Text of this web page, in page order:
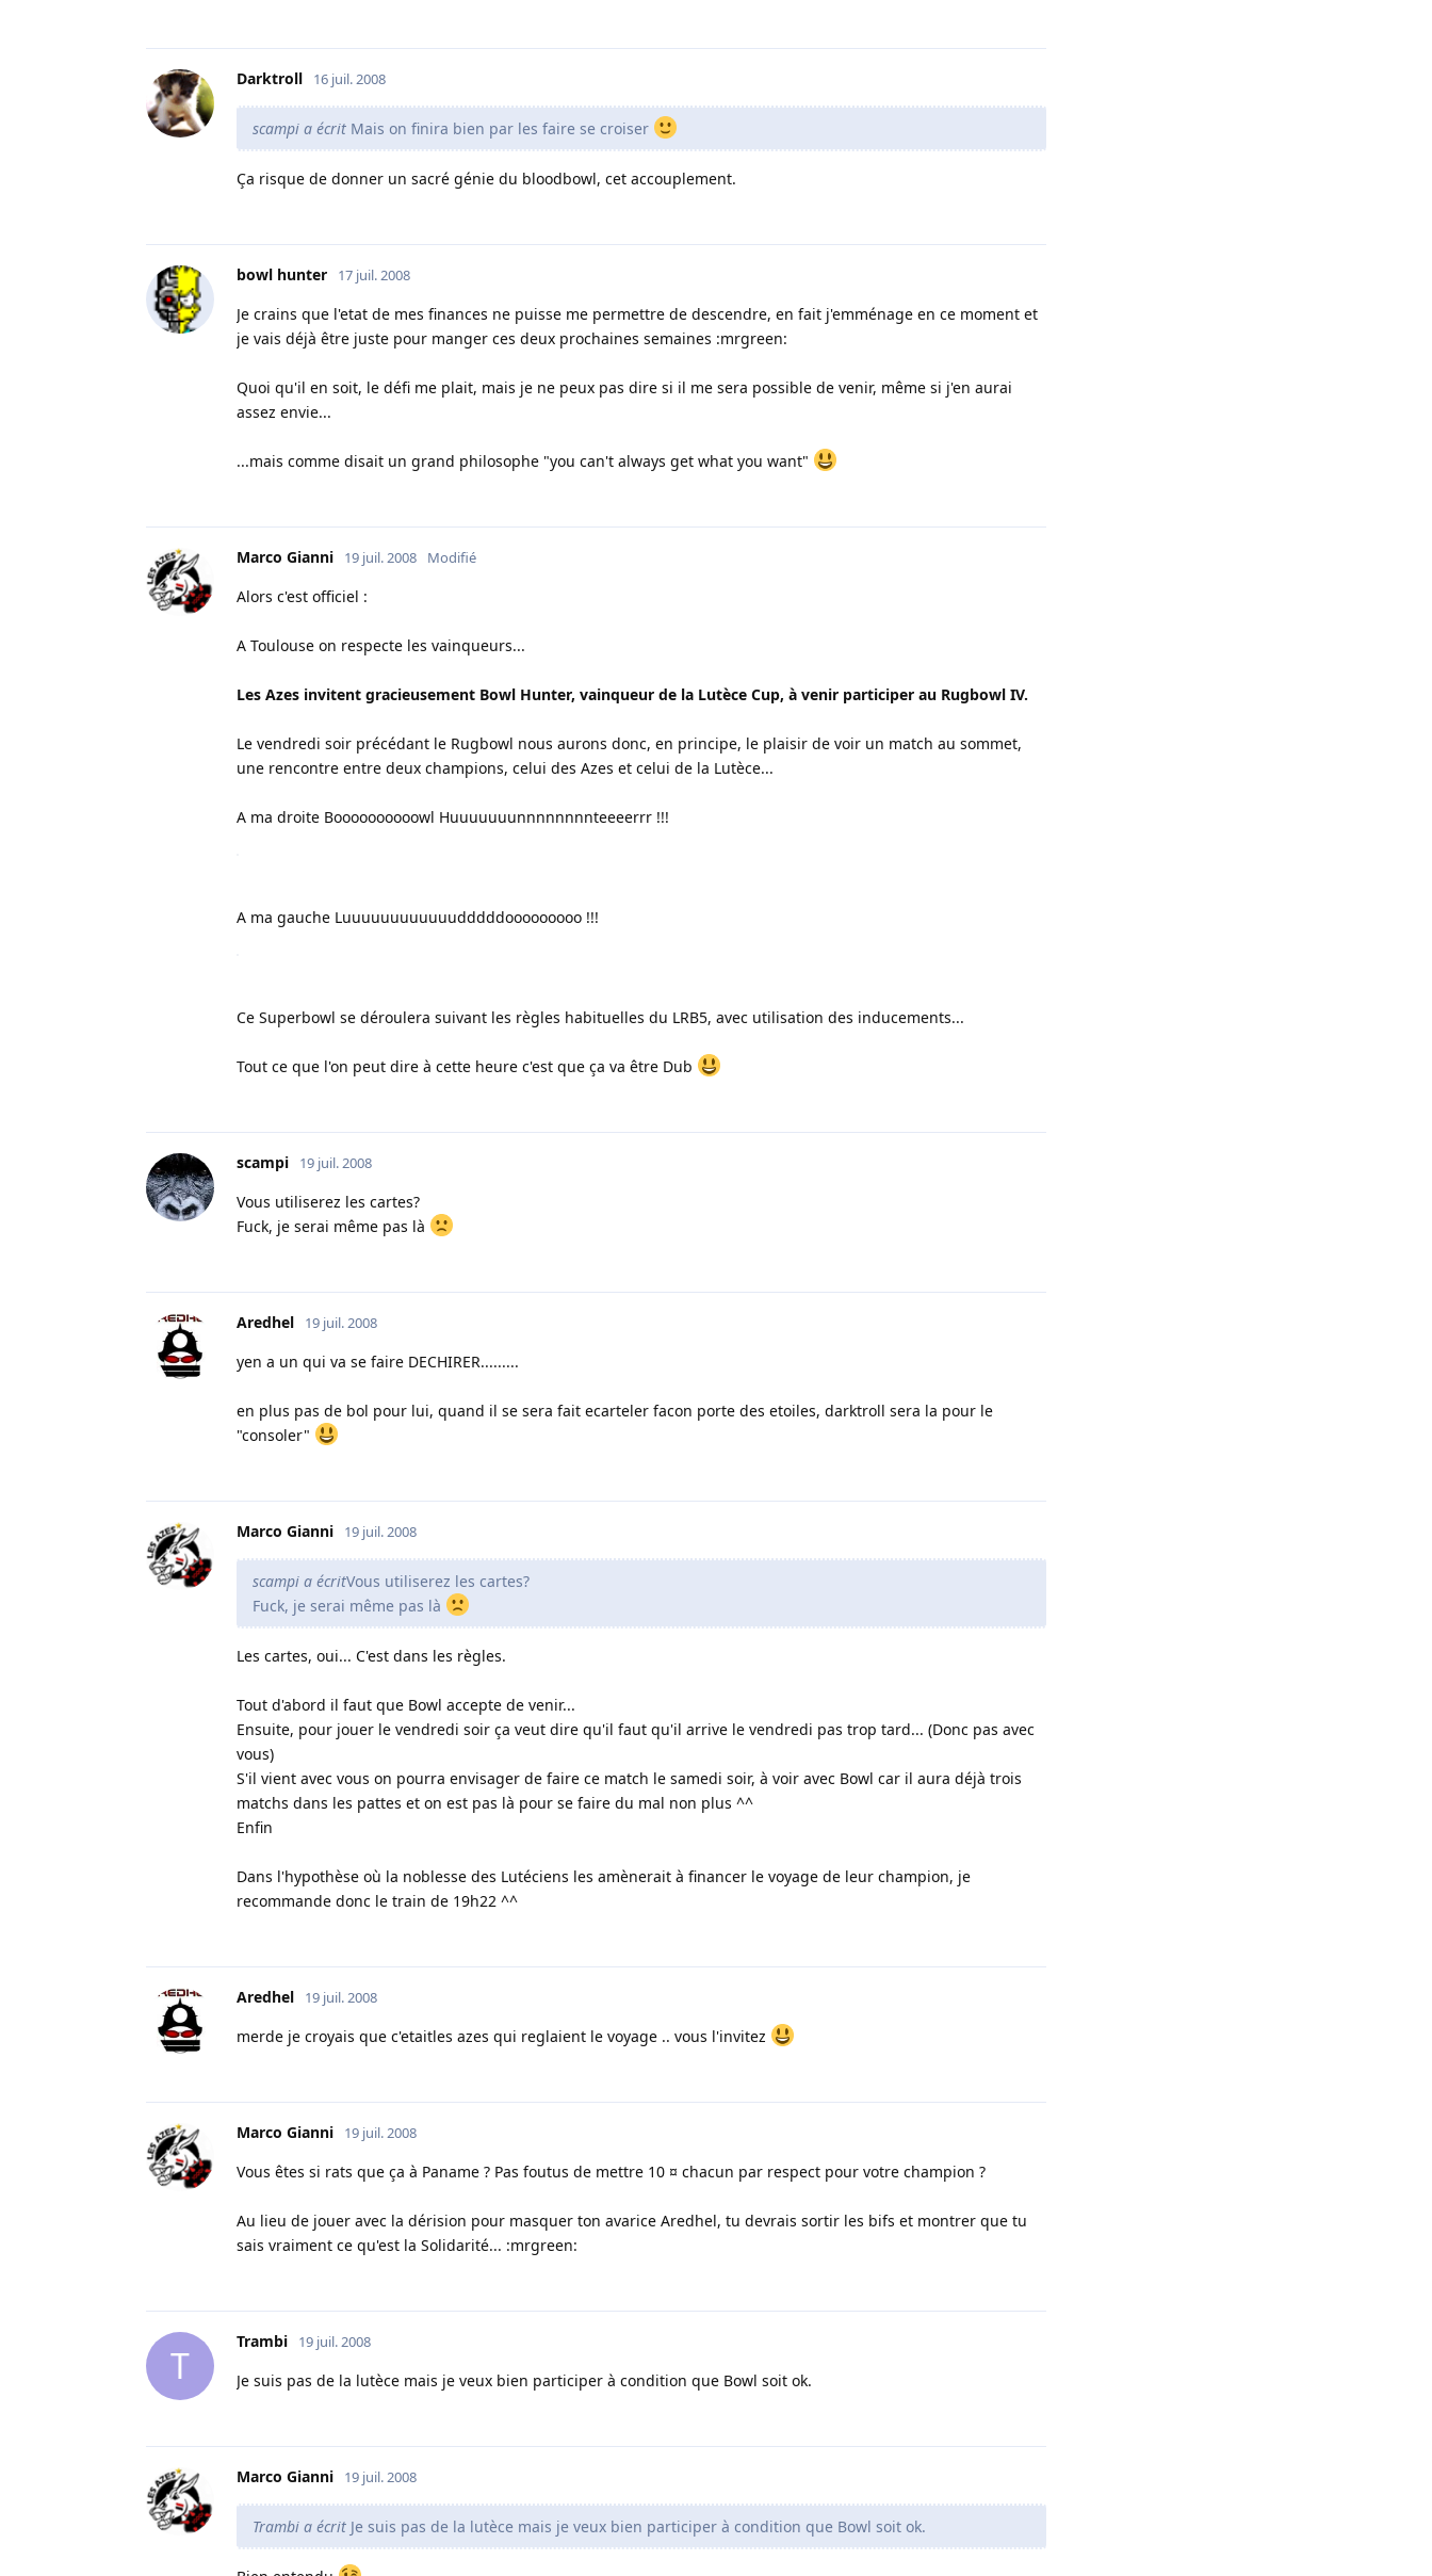
Darktroll 16 juil. 2008
scampi a écrit Mais on finira bien par les faire se croiser
Ça risque de donner un sacré génie du bloodbowl, cet accouplement.
bowl hunter 17 juil. 2008
Je crains que l'etat de mes finances ne puisse me permettre de descendre, en fait j'emménage en ce moment et
je vais déjà être juste pour manger ces deux prochaines semaines :mrgreen:
Quoi qu'il en soit, le défi me plait, mais je ne peux pas dire si il me sera possible de venir, même si j'en aurai
assez envie...
...mais comme disait un grand philosophe "you can't always get what you want"
Marco Gianni 19 juil. 2008 Modifié
Alors c'est officiel :
A Toulouse on respecte les vainqueurs...
Les Azes invitent gracieusement Bowl Hunter, vainqueur de la Lutèce Cup, à venir participer au Rugbowl IV.
Le vendredi soir précédant le Rugbowl nous aurons donc, en principe, le plaisir de voir un match au sommet,
une rencontre entre deux champions, celui des Azes et celui de la Lutèce...
A ma droite Boooooooooowl Huuuuuuunnnnnnnnteeeerrr !!!
A ma gauche Luuuuuuuuuuuudddddooooooooo !!!
Ce Superbowl se déroulera suivant les règles habituelles du LRB5, avec utilisation des inducements...
Tout ce que l'on peut dire à cette heure c'est que ça va être Dub
scampi 19 juil. 2008
Vous utiliserez les cartes?
Fuck, je serai même pas là
Aredhel 19 juil. 2008
yen a un qui va se faire DECHIRER.........
en plus pas de bol pour lui, quand il se sera fait ecarteler facon porte des etoiles, darktroll sera la pour le
"consoler"
Marco Gianni 19 juil. 2008
scampi a écritVous utiliserez les cartes?
Fuck, je serai même pas là
Les cartes, oui... C'est dans les règles.
Tout d'abord il faut que Bowl accepte de venir...
Ensuite, pour jouer le vendredi soir ça veut dire qu'il faut qu'il arrive le vendredi pas trop tard... (Donc pas avec
vous)
S'il vient avec vous on pourra envisager de faire ce match le samedi soir, à voir avec Bowl car il aura déjà trois
matchs dans les pattes et on est pas là pour se faire du mal non plus ^^
Enfin
Dans l'hypothèse où la noblesse des Lutéciens les amènerait à financer le voyage de leur champion, je
recommande donc le train de 19h22 ^^
Aredhel 19 juil. 2008
merde je croyais que c'etaitles azes qui reglaient le voyage .. vous l'invitez
Marco Gianni 19 juil. 2008
Vous êtes si rats que ça à Paname ? Pas foutus de mettre 10 ¤ chacun par respect pour votre champion ?
Au lieu de jouer avec la dérision pour masquer ton avarice Aredhel, tu devrais sortir les bifs et montrer que tu
sais vraiment ce qu'est la Solidarité... :mrgreen:
T
Trambi 19 juil. 2008
Je suis pas de la lutèce mais je veux bien participer à condition que Bowl soit ok.
Marco Gianni 19 juil. 2008
Trambi a écrit Je suis pas de la lutèce mais je veux bien participer à condition que Bowl soit ok.